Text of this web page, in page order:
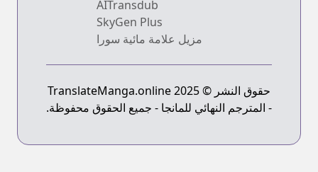
AITransdub
SkyGen Plus
مزيل علامة مائية سورا
حقوق النشر © 2025 TranslateManga.online
- المترجم النهائي للمانجا - جميع الحقوق محفوظة.